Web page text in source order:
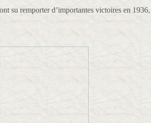
su remporter d’importantes victoires en